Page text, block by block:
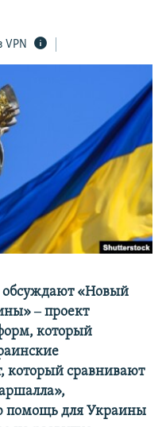
VPN
обсуждают «Новый
‒ проект
который
который сравнивают
помощь для Украины